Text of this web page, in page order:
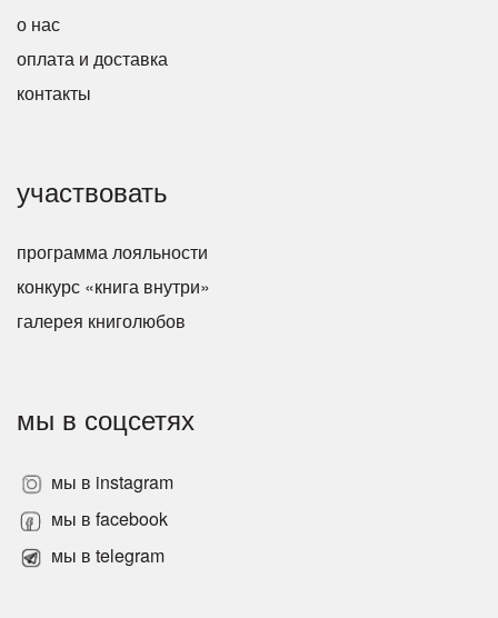
о нас
оплата и доставка
контакты
участвовать
программа лояльности
конкурс «книга внутри»
галерея книголюбов
мы в соцсетях
мы в instagram
мы в facebook
мы в telegram